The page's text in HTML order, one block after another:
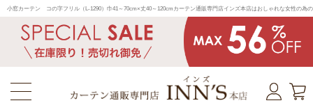
小窓カーテン　コの字フリル（L-1290）巾41～70cm×丈40～120cmカーテン通販専門店インズ本店はおしゃれな女性の為